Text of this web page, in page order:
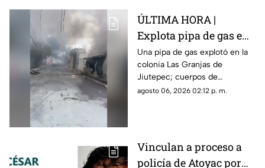
ÚLTIMA HORA |
Explota pipa de gas en
colonia Las Granjas;
esto se sabe del
incendio en Jiutepec
Una pipa de gas explotó en la
colonia Las Granjas de
Jiutepec; cuerpos de
emergencia se movilizaron al
agosto 06, 2026 02:12 p. m.
Vinculan a proceso a
policía de Atoyac por